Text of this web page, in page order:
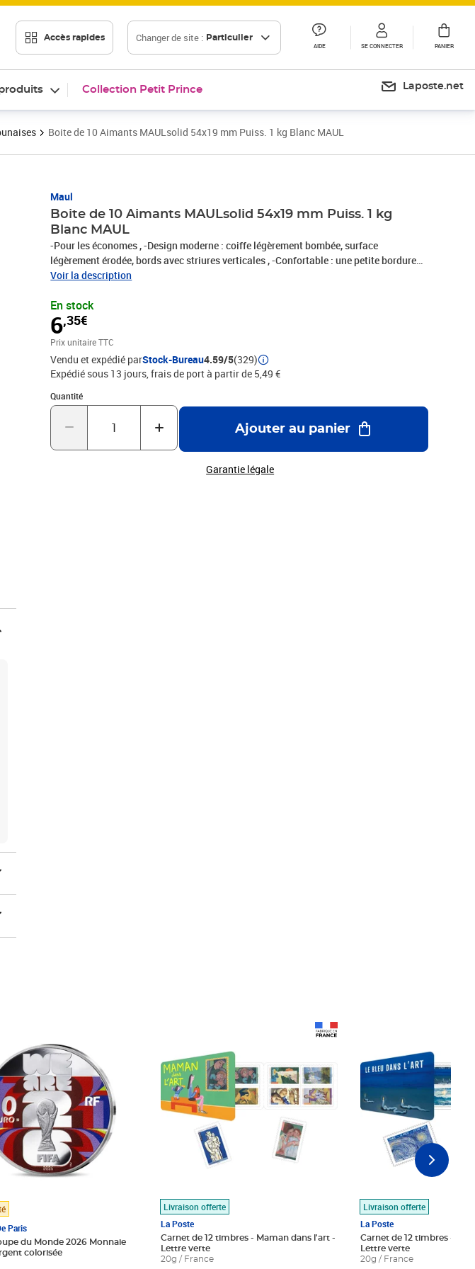
Accès rapides Changer de site : Particulier
AIDE SE CONNECTER PANIER
Collection Petit Prince Laposte.net
Boite de 10 Aimants MAULsolid 54x19 mm Puiss. 1 kg Blanc MAUL
Maul
Boite de 10 Aimants MAULsolid 54x19 mm Puiss. 1 kg
Blanc MAUL
-Pour les économes , -Design moderne : coiffe légèrement bombée, surface
légèrement érodée, bords avec striures verticales , -Confortable : une petite bordure
facilite la prise , -Solide : coiffe en matière plastique incassable , -Le dessous du
choix de coloris, de formes et de dimensions , -Peu encombrant : livré en carton
informatif avec fenêtre pour voir le coloris , Résistance = 1 kg, Dimensions = 54 x 19
mm, Pce/UV = 10 pces
Voir la description
En stock
6,35€
Prix 6,35€
Prix unitaire TTC
Vendu et expédié parStock-Bureau4.59/5(329)
Expédié sous 13 jours, frais de port à partir de 5,49 €
Quantité
Quantité : 1
Ajouter au panier
Garantie légale
Paris
du Monde 2026 Monnaie
colorisée
Livraison offerte
La Poste
Carnet de 12 timbres - Maman dans l'art -
Lettre verte
20g / France
Livraison offerte
La Poste
Carnet de 12 timbres - Le
Lettre verte
20g / France